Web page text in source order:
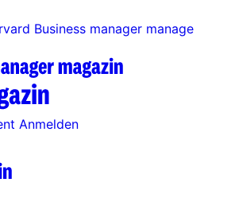
Business manager manage
Anmelden